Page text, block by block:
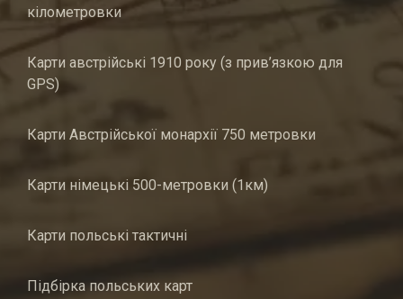
кілометровки
Карти австрійські 1910 року (з прив’язкою для
GPS)
Карти Австрійської монархії 750 метровки
Карти німецькі 500-метровки (1км)
Карти польські тактичні
Підбірка польських карт